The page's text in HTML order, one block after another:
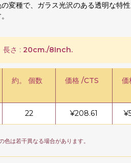
変種で、ガラス光沢のある透明な特
長さ : 20cm./8Inch.
約。 個数 価格 /CTS 価
22 ¥208.61 ¥
は若干異なる場合があります。